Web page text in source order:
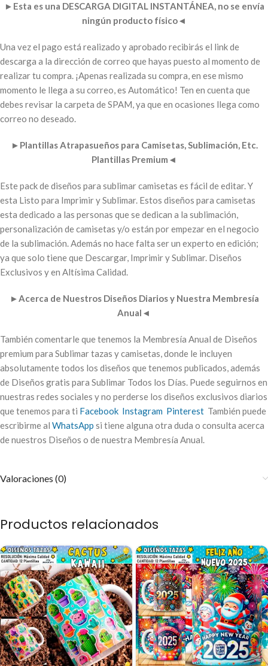
► Esta es una DESCARGA DIGITAL INSTANTÁNEA, no se envía
ningún producto físico◄
Una vez el pago está realizado y aprobado recibirás el link de
descarga a la dirección de correo que hayas puesto al momento de
realizar tu compra. ¡Apenas realizada su compra, en ese mismo
momento le llega a su correo, es Automático! Ten en cuenta que
debes revisar la carpeta de SPAM, ya que en ocasiones llega como
correo no deseado.
► Plantillas Atrapasueños para Camisetas, Sublimación, Etc.
Plantillas Premium ◄
Este pack de diseños para sublimar camisetas es fácil de editar. Y
esta Listo para Imprimir y Sublimar. Estos diseños para camisetas
esta dedicado a las personas que se dedican a la sublimación,
personalización de camisetas y/o están por empezar en el negocio
de la sublimación. Además no hace falta ser un experto en edición;
ya que solo tiene que Descargar, Imprimir y Sublimar. Diseños
Exclusivos y en Altísima Calidad.
►Acerca de Nuestros Diseños Diarios y Nuestra Membresía
Anual ◄
También comentarle que tenemos la Membresía Anual de Diseños
premium para Sublimar tazas y camisetas, donde le incluyen
absolutamente todos los diseños que tenemos publicados, además
de Diseños gratis para Sublimar Todos los Días. Puede seguirnos en
nuestras redes sociales y no perderse los diseños exclusivos diarios
que tenemos para ti Facebook Instagram Pinterest También puede
escribirme al WhatsApp si tiene alguna otra duda o consulta acerca
de nuestros Diseños o de nuestra Membresía Anual.
Valoraciones (0)
Productos relacionados